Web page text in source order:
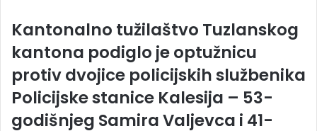
Kantonalno tužilaštvo Tuzlanskog
kantona podiglo je optužnicu
protiv dvojice policijskih službenika
Policijske stanice Kalesija – 53-
godišnjeg Samira Valjevca i 41-